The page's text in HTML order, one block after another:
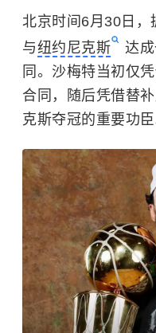
北京时间6月30日
与纽约尼克斯
达
同。沙梅特当初仅
合同，随后凭借替
克斯夺冠的重要功臣